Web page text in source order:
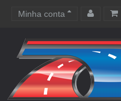
Minha conta